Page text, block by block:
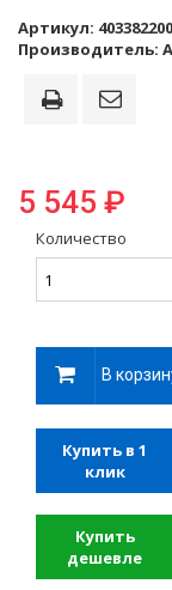
Артикул:
Производитель:
5 545 ₽
Количество
В
Купить в 1
клик
Купить
дешевле